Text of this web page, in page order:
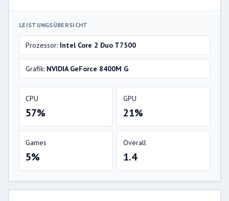
LEISTUNGSÜBERSICHT
Prozessor: Intel Core 2 Duo T7500
Grafik: NVIDIA GeForce 8400M G
CPU
57%
GPU
21%
Games
5%
Overall
1.4